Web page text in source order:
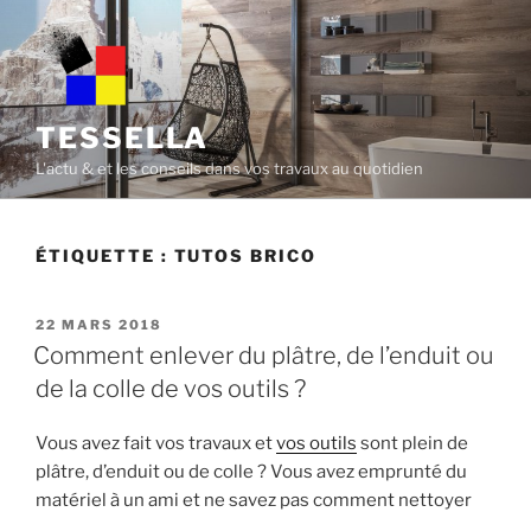
content
TESSELLA
L'actu & et les conseils dans vos travaux au quotidien
ÉTIQUETTE : TUTOS BRICO
POSTED
ON
22 MARS 2018
Comment enlever du plâtre, de l’enduit ou
de la colle de vos outils ?
Vous avez fait vos travaux etvos outils sont plein de
plâtre, d’enduit ou de colle ? Vous avez emprunté du
matériel à un ami et ne savez pas comment nettoyer